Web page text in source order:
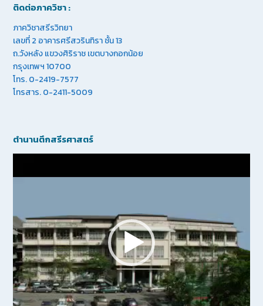
ติดต่อภาควิชา :
ภาควิชาสรีรวิทยา
เลขที่ 2 อาคารศรีสวรินทิรา ชั้น 13
ถ.วังหลัง แขวงศิริราช เขตบางกอกน้อย
กรุงเทพฯ 10700
โทร. 0-2419-7577
โทรสาร. 0-2411-5009
ตำนานตึกสรีรศาสตร์